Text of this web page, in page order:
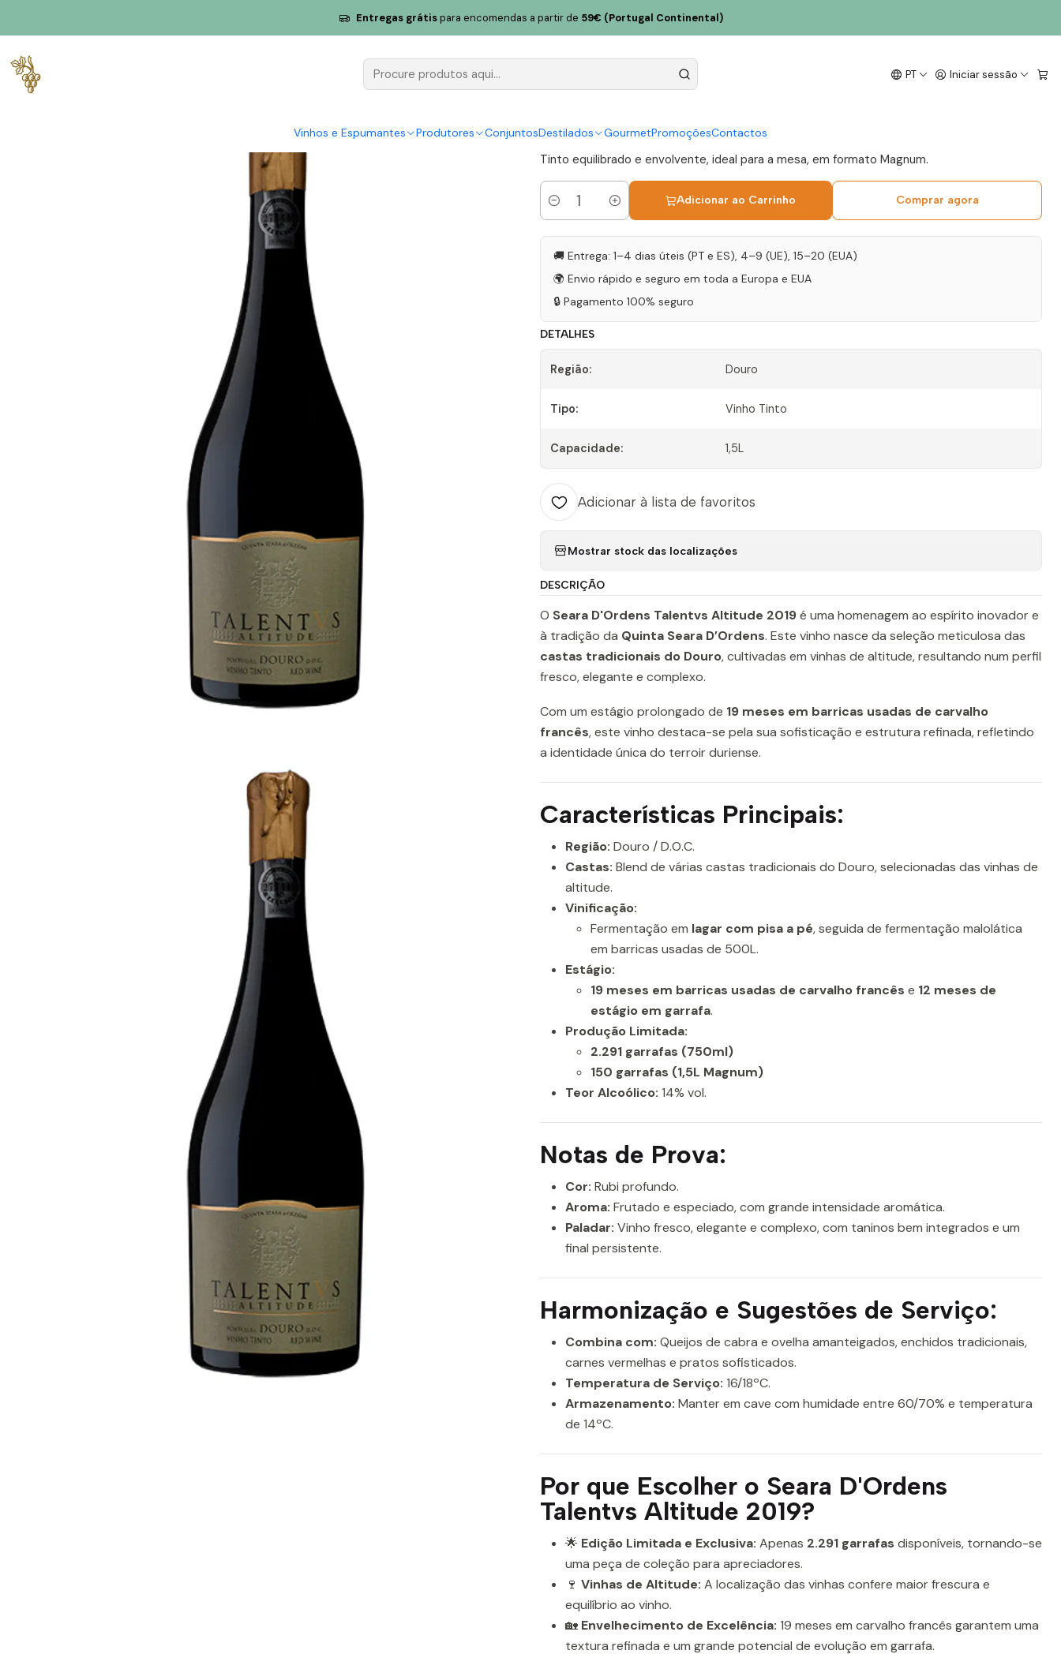
PT Iniciar sessão
Vinhos e Espumantes Produtores ConjuntosDestilados GourmetPromoçõesContactos
Entregas grátispara encomendas a partir de 59€ (Portugal Continental)
Seara D Ordens Talentvs Altitude Magnum 2019 Douro Tinto 1,5L
Seara D Ordens Talentvs Altitude
|
Tinto equilibrado e envolvente, ideal para a mesa, em formato Magnum.
Quantidade
Adicionar ao Carrinho Comprar agora
🚚 Entrega: 1–4 dias úteis (PT e ES), 4–9 (UE), 15–20 (EUA)
🌍 Envio rápido e seguro em toda a Europa e EUA
🔒 Pagamento 100% seguro
DETALHES
Região: Douro
Tipo: Vinho Tinto
Capacidade: 1,5L
Adicionar à lista de favoritos
Mostrar stock das localizações
DESCRIÇÃO
O Seara D'Ordens Talentvs Altitude 2019é uma homenagem ao espírito inovador e
à tradição da Quinta Seara D’Ordens. Este vinho nasce da seleção meticulosa das
castas tradicionais do Douro, cultivadas em vinhas de altitude, resultando num perfil
fresco, elegante e complexo.
Com um estágio prolongado de 19 meses em barricas usadas de carvalho
francês, este vinho destaca-se pela sua sofisticação e estrutura refinada, refletindo
a identidade única do terroir duriense.
Características Principais:
Região: Douro / D.O.C.
Castas: Blend de várias castas tradicionais do Douro, selecionadas das vinhas de
altitude.
Vinificação:
Fermentação em lagar com pisa a pé, seguida de fermentação malolática
em barricas usadas de 500L.
Estágio:
19 meses em barricas usadas de carvalho francês e 12 meses de
estágio em garrafa.
Produção Limitada:
2.291 garrafas (750ml)
150 garrafas (1,5L Magnum)
Teor Alcoólico: 14% vol.
Notas de Prova:
Cor: Rubi profundo.
Aroma: Frutado e especiado, com grande intensidade aromática.
Paladar: Vinho fresco, elegante e complexo, com taninos bem integrados e um
final persistente.
Harmonização e Sugestões de Serviço:
Combina com: Queijos de cabra e ovelha amanteigados, enchidos tradicionais,
carnes vermelhas e pratos sofisticados.
Temperatura de Serviço: 16/18ºC.
Armazenamento: Manter em cave com humidade entre 60/70% e temperatura
de 14ºC.
Por que Escolher o Seara D'Ordens
Talentvs Altitude 2019?
🌟 Edição Limitada e Exclusiva: Apenas 2.291 garrafas disponíveis, tornando-se
uma peça de coleção para apreciadores.
🍷 Vinhas de Altitude: A localização das vinhas confere maior frescura e
equilíbrio ao vinho.
🏡 Envelhecimento de Excelência: 19 meses em carvalho francês garantem uma
textura refinada e um grande potencial de evolução em garrafa.